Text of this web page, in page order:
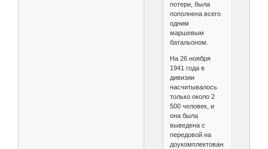
потери, была
пополнена всего
одним
маршевым
батальоном.
На 26 ноября
1941 года в
дивизии
насчитывалось
только около 2
500 человек, и
она была
выведена с
передовой на
доукомплектование.